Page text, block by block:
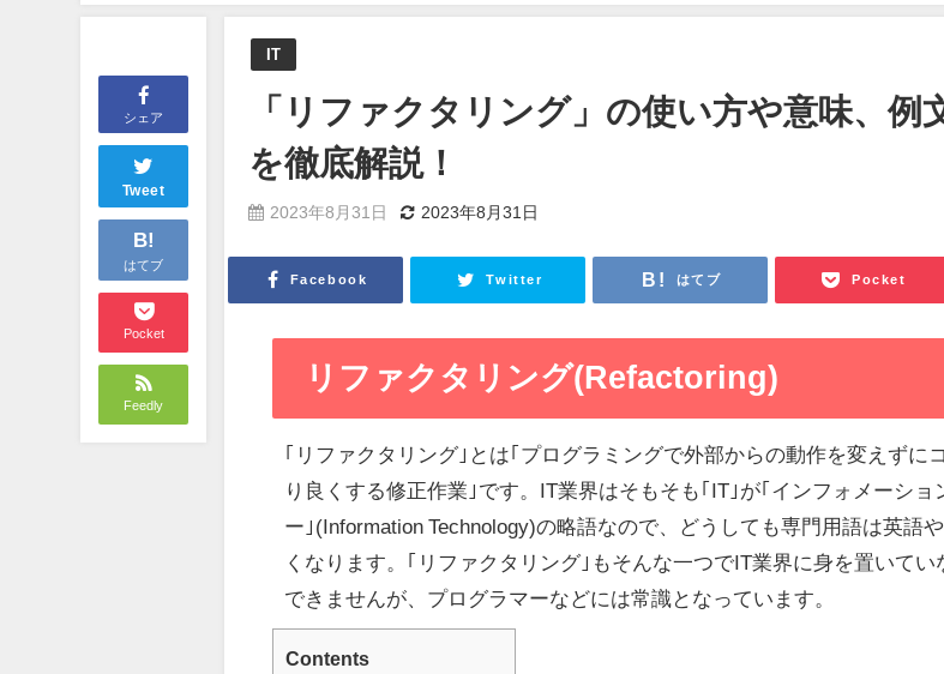
シェア
Tweet
B!
はてブ
Pocket
Feedly
IT
「リファクタリング」の使い方や意味、例
を徹底解説！
2023年8月31日 2023年8月31日
Facebook Twitter はてブ Pocket
リファクタリング(Refactoring)
｢リファクタリング｣とは｢プログラミングで外部からの動作を変えずに
り良くする修正作業｣です。IT業界はそもそも｢IT｣が｢インフォメーショ
ー｣(Information Technology)の略語なので、どうしても専門用語は英語
くなります。｢リファクタリング｣もそんな一つでIT業界に身を置いてい
できませんが、プログラマーなどには常識となっています。
Contents